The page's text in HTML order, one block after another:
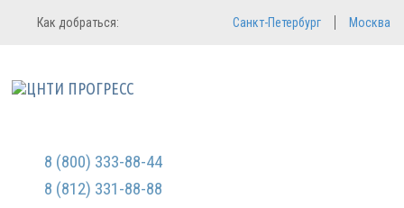
Регистрация
Мы не передаем ваши данные
третьим лицам и не рассылаем
Вход в систему
Как добраться: Санкт-Петербург Москва
8 (800) 333-88-44
8 (812) 331-88-88